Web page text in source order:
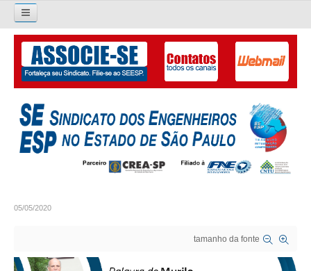
Pesquisar...
O SINDICATO
APRESENTAÇÃO
PALAVRA DO PRESIDENTE
05/05/2020
tamanho da fonte